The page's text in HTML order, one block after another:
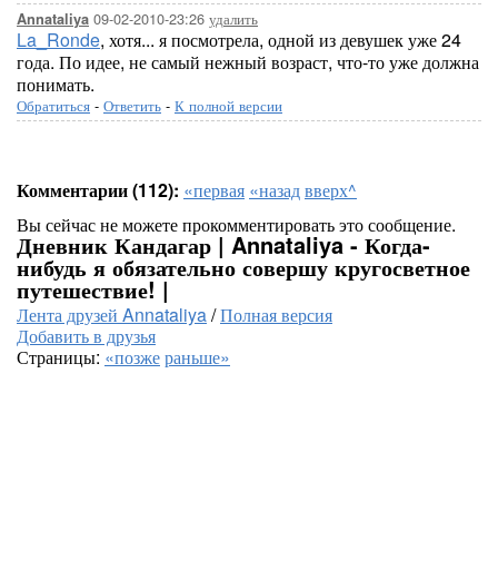
Annataliya 09-02-2010-23:26 удалить
La_Ronde, хотя... я посмотрела, одной из девушек уже 24
года. По идее, не самый нежный возраст, что-то уже должна
понимать.
Обратиться - Ответить - К полной версии
Комментарии (112): «первая «назадвверх^
Вы сейчас не можете прокомментировать это сообщение.
Дневник Кандагар | Annataliya - Когда-
нибудь я обязательно совершу кругосветное
путешествие! |
Лента друзей Annataliya/Полная версия
Добавить в друзья
Страницы: «позжераньше»